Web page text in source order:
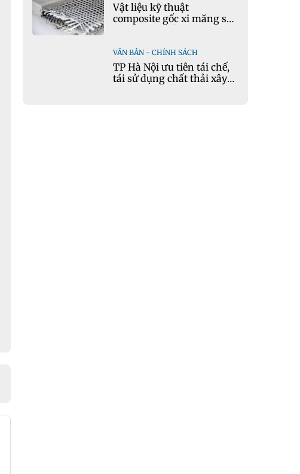
Vật liệu kỹ thuật
composite gốc xi măng sử
trong xây dựng hạ tầng
giao thông
VĂN BẢN - CHÍNH SÁCH
TP Hà Nội ưu tiên tái chế,
tái sử dụng chất thải xây